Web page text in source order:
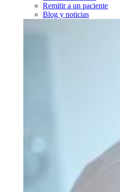
Remitir a un paciente
Blog y noticias